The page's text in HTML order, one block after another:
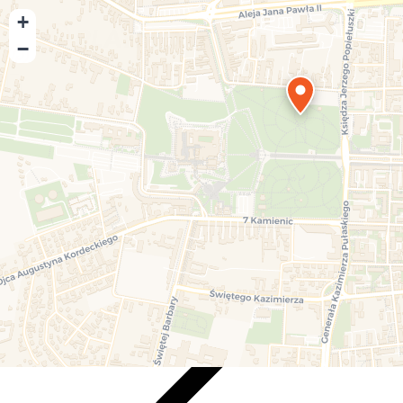
Playmore
+
−